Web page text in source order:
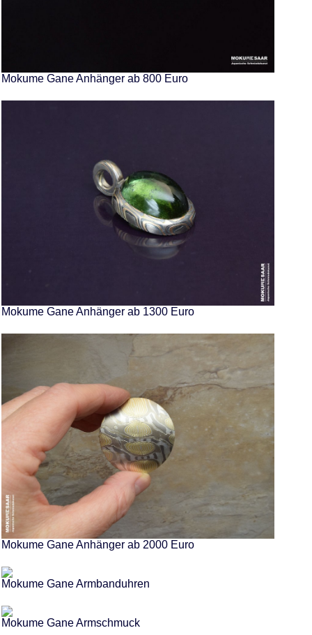
Mokume Gane Anhänger ab 800 Euro
Mokume Gane Anhänger ab 1300 Euro
Mokume Gane Anhänger ab 2000 Euro
Mokume Gane Armbanduhren
Mokume Gane Armschmuck